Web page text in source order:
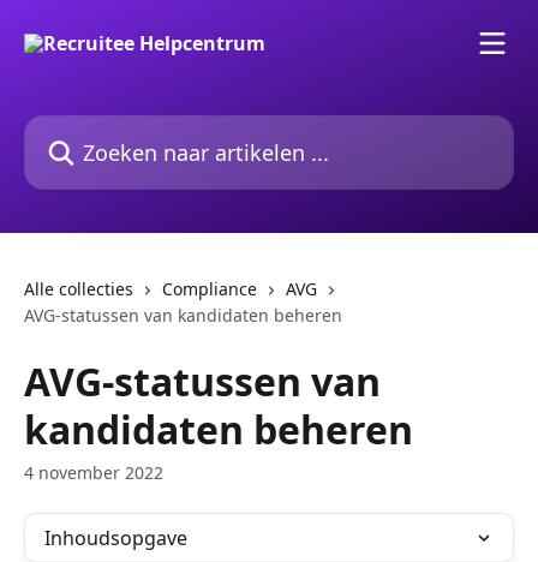
Zoeken naar artikelen ...
Alle collecties Compliance
AVG
AVG-statussen van kandidaten beheren
AVG-statussen van
kandidaten beheren
4 november 2022
Inhoudsopgave